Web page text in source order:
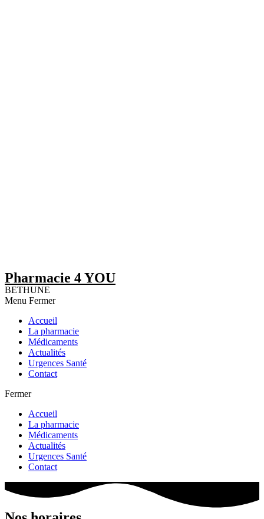
Pharmacie 4 YOU
BETHUNE
Menu Fermer
Accueil
La pharmacie
Médicaments
Actualités
Urgences Santé
Contact
Fermer
Accueil
La pharmacie
Médicaments
Actualités
Urgences Santé
Contact